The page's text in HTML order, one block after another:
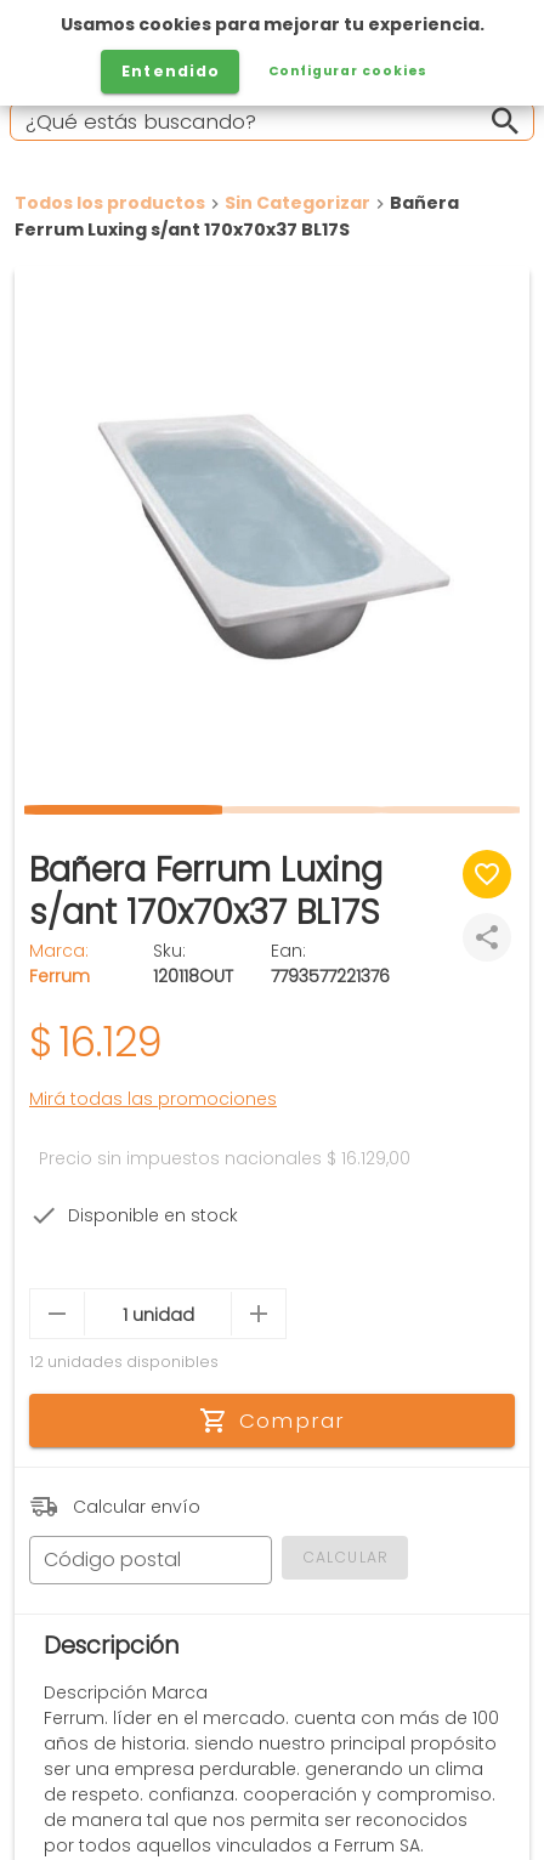
Todos los productos Sin Categorizar
Bañera
Ferrum Luxing s/ant 170x70x37 BL17S
Bañera Ferrum Luxing
s/ant 170x70x37 BL17S
Marca:
Ferrum
Sku:
120118OUT
Ean:
7793577221376
$16.129
Mirá todas las promociones
Precio sin impuestos nacionales $ 16.129,00
Disponible en stock
12 unidades disponibles
Comprar
Calcular envío
Código postal CALCULAR
Descripción
Descripción Marca
Ferrum. líder en el mercado. cuenta con más de 100
años de historia. siendo nuestro principal propósito
ser una empresa perdurable. generando un clima
de respeto. confianza. cooperación y compromiso.
de manera tal que nos permita ser reconocidos
por todos aquellos vinculados a Ferrum SA.
Usamos cookies para mejorar tu experiencia.
Entendido Configurar cookies